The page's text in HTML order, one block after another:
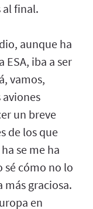
al final.
aunque ha
iba a ser
vamos,
un breve
de los que
se me ha
sé cómo no lo
graciosa.
en